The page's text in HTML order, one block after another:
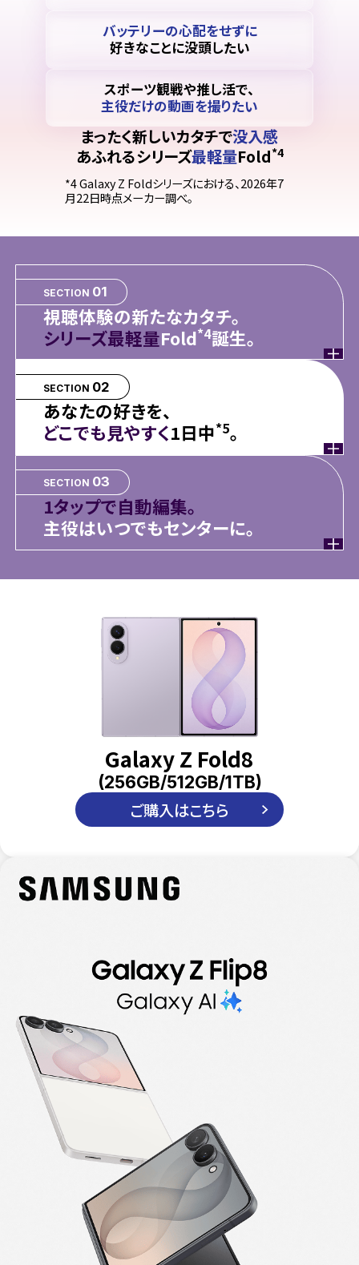
バッテリーの心配をせずに
好きなことに没頭したい
スポーツ観戦や推し活で、
主役だけの動画を撮りたい
まったく新しいカタチで没入感
あふれるシリーズ最軽量Fold*4
*4 Galaxy Z Foldシリーズにおける、2026年7
月22日時点メーカー調べ。
SECTION 01
視聴体験の新たなカタチ。
シリーズ最軽量Fold*4誕生。
SECTION 02
あなたの好きを、
どこでも見やすく1日中*5。
SECTION 03
1タップで自動編集。
主役はいつでもセンターに。
Galaxy Z Fold8
(256GB/512GB/1TB)
ご購入はこちら